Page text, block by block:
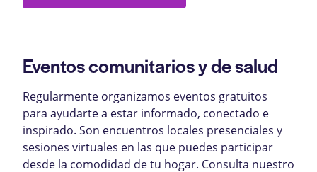
Eventos comunitarios y de salud
Regularmente organizamos eventos gratuitos
para ayudarte a estar informado, conectado e
inspirado. Son encuentros locales presenciales y
sesiones virtuales en las que puedes participar
desde la comodidad de tu hogar. Consulta nuestro